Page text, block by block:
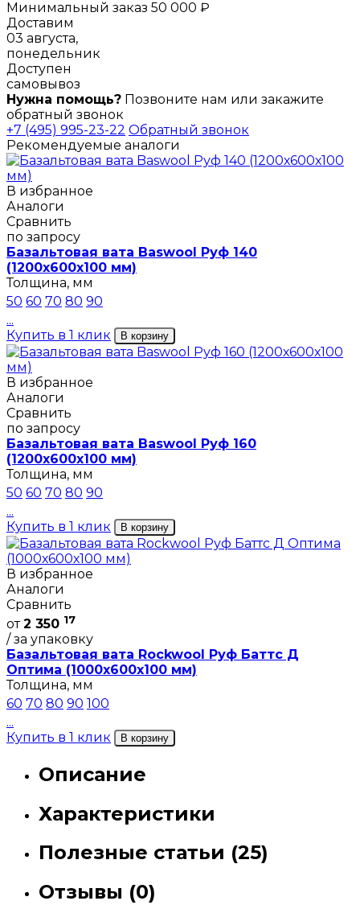
Минимальный заказ 50 000 ₽
Доставим
03 августа,
понедельник
Доступен
самовывоз
Нужна помощь? Позвоните нам или закажите
обратный звонок
+7 (495) 995-23-22 Обратный звонок
Рекомендуемые аналоги
В избранное
Аналоги
Сравнить
по запросу
Базальтовая вата Baswool Руф 140
(1200х600х100 мм)
Толщина, мм
50 60 70 80 90
...
Купить в 1 клик
В корзину
В избранное
Аналоги
Сравнить
по запросу
Базальтовая вата Baswool Руф 160
(1200х600х100 мм)
Толщина, мм
50 60 70 80 90
...
Купить в 1 клик
В корзину
В избранное
Аналоги
Сравнить
от2 350 17
/ за упаковку
Базальтовая вата Rockwool Руф Баттс Д
Оптима (1000х600х100 мм)
Толщина, мм
60 70 80 90 100
...
Купить в 1 клик
В корзину
Описание
Характеристики
Полезные статьи (25)
Отзывы (0)